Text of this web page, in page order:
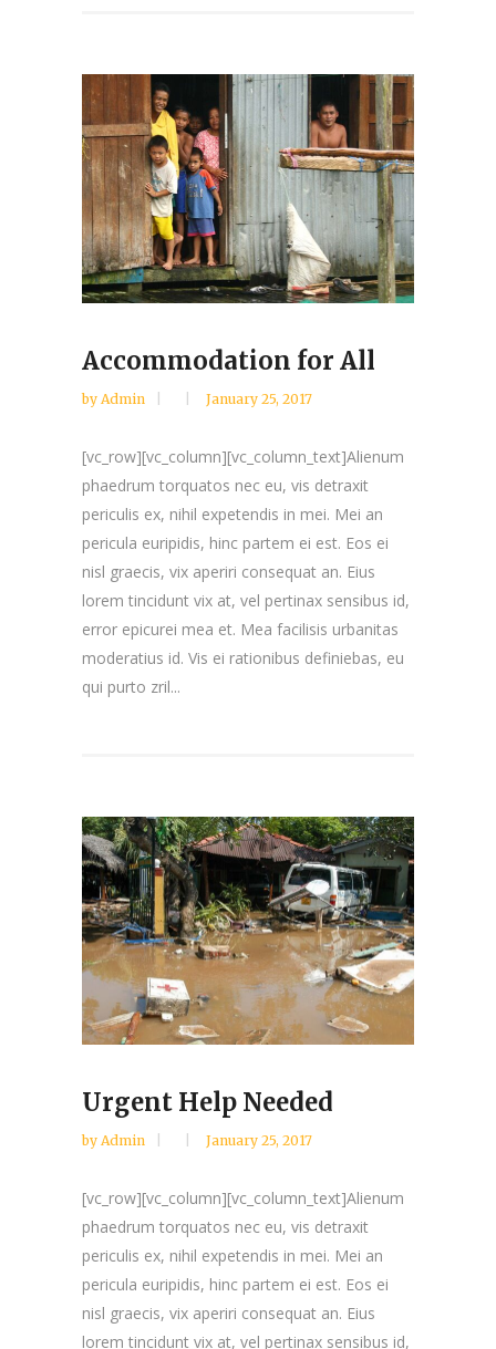
Accommodation for All
by Admin January 25, 2017
[vc_row][vc_column][vc_column_text]Alienum
phaedrum torquatos nec eu, vis detraxit
periculis ex, nihil expetendis in mei. Mei an
pericula euripidis, hinc partem ei est. Eos ei
nisl graecis, vix aperiri consequat an. Eius
lorem tincidunt vix at, vel pertinax sensibus id,
error epicurei mea et. Mea facilisis urbanitas
moderatius id. Vis ei rationibus definiebas, eu
qui purto zril...
Urgent Help Needed
by Admin January 25, 2017
[vc_row][vc_column][vc_column_text]Alienum
phaedrum torquatos nec eu, vis detraxit
periculis ex, nihil expetendis in mei. Mei an
pericula euripidis, hinc partem ei est. Eos ei
nisl graecis, vix aperiri consequat an. Eius
lorem tincidunt vix at, vel pertinax sensibus id,